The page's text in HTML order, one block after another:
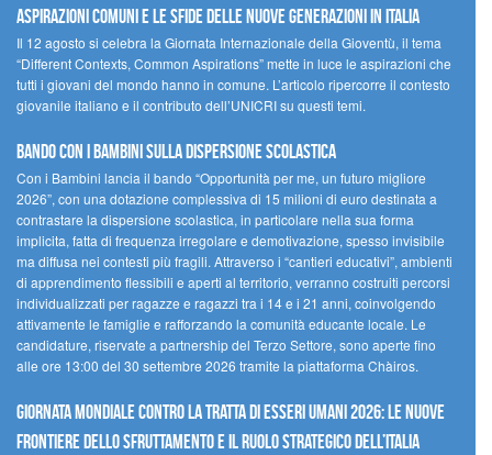
ASPIRAZIONI COMUNI E LE SFIDE DELLE NUOVE GENERAZIONI IN ITALIA
Il 12 agosto si celebra la Giornata Internazionale della Gioventù, il tema
“Different Contexts, Common Aspirations” mette in luce le aspirazioni che
tutti i giovani del mondo hanno in comune. L’articolo ripercorre il contesto
giovanile italiano e il contributo dell’UNICRI su questi temi.
Bando Con i Bambini sulla dispersione scolastica
Con i Bambini lancia il bando “Opportunità per me, un futuro migliore
2026”, con una dotazione complessiva di 15 milioni di euro destinata a
contrastare la dispersione scolastica, in particolare nella sua forma
implicita, fatta di frequenza irregolare e demotivazione, spesso invisibile
ma diffusa nei contesti più fragili. Attraverso i “cantieri educativi”, ambienti
di apprendimento flessibili e aperti al territorio, verranno costruiti percorsi
individualizzati per ragazze e ragazzi tra i 14 e i 21 anni, coinvolgendo
attivamente le famiglie e rafforzando la comunità educante locale. Le
candidature, riservate a partnership del Terzo Settore, sono aperte fino
alle ore 13:00 del 30 settembre 2026 tramite la piattaforma Chàiros.
GIORNATA MONDIALE CONTRO LA TRATTA DI ESSERI UMANI 2026: LE NUOVE
FRONTIERE DELLO SFRUTTAMENTO E IL RUOLO STRATEGICO DELL’ITALIA